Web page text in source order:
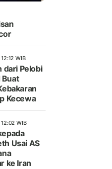
WIB
dari Pelobi
Buat
Kecewa
WIB
Usai AS
ke Iran